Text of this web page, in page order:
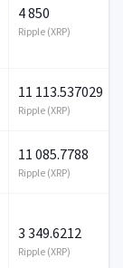
4 850
Ripple (XRP)
11 113.537029
Ripple (XRP)
11 085.7788
Ripple (XRP)
3 349.6212
Ripple (XRP)